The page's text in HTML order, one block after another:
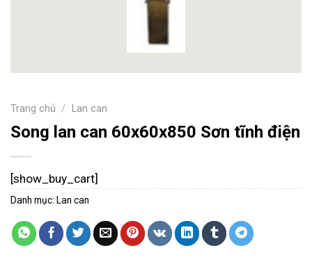
Trang chủ / Lan can
Song lan can 60x60x850 Sơn tĩnh điện
[show_buy_cart]
Danh mục: Lan can